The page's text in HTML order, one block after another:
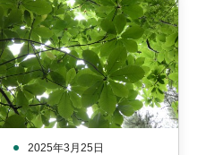
2025年3月25日